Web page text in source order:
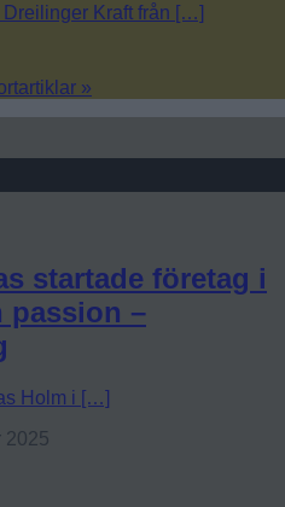
Dreilinger Kraft från […]
»
startade företag i
passion –
Holm i […]
2025